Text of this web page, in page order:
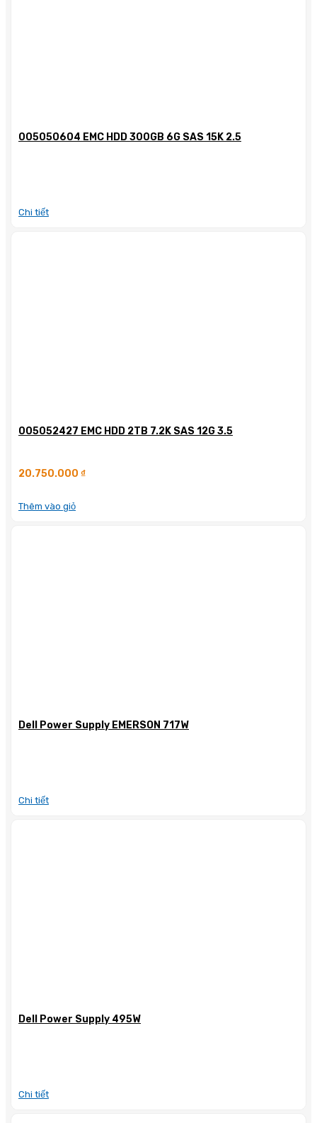
005050604 EMC HDD 300GB 6G SAS 15K 2.5
Chi tiết
005052427 EMC HDD 2TB 7.2K SAS 12G 3.5
20.750.000 ₫
Thêm vào giỏ
Dell Power Supply EMERSON 717W
Chi tiết
Dell Power Supply 495W
Chi tiết